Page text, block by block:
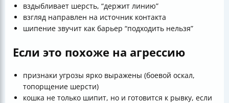
вздыбливает шерсть, “держит линию”
взгляд направлен на источник контакта
шипение звучит как барьер “подходить нельзя”
Если это похоже на агрессию
признаки угрозы ярко выражены (боевой оскал,
топорщение шерсти)
кошка не только шипит, но и готовится к рывку, если